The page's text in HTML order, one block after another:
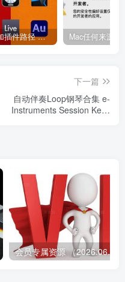
宿主添加插件路径 插件路径设置 VSTPlugins路径
下一篇
自动伴奏Loop钢琴合集 e-
Instruments Session Keys